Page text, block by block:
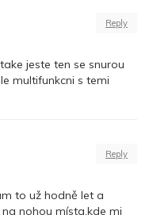
Reply
jeste ten se snurou
multifunkcni s temi
Reply
to už hodně let a
nohou místa,kde mi